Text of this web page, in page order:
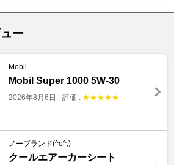
ー
Mobil
Mobil Super 1000 5W-30
2026年8月6日 - 評価 : ★★★★★
ノーブランド(^o^;)
クールエアーカーシート